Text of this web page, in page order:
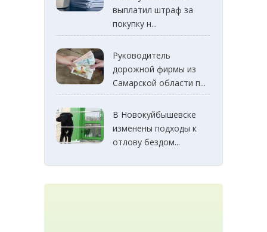
выплатил штраф за
покупку н...
Руководитель
дорожной фирмы из
Самарской области п...
В Новокуйбышевске
изменены подходы к
отлову бездом...